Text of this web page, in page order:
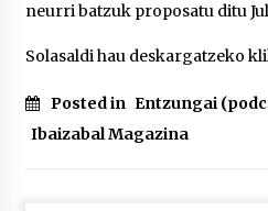
POTTO: San
neurri batzuk proposatu ditu
Solasaldi hau deskargatzeko
Posted in Entzungai
Ibaizabal Magazina